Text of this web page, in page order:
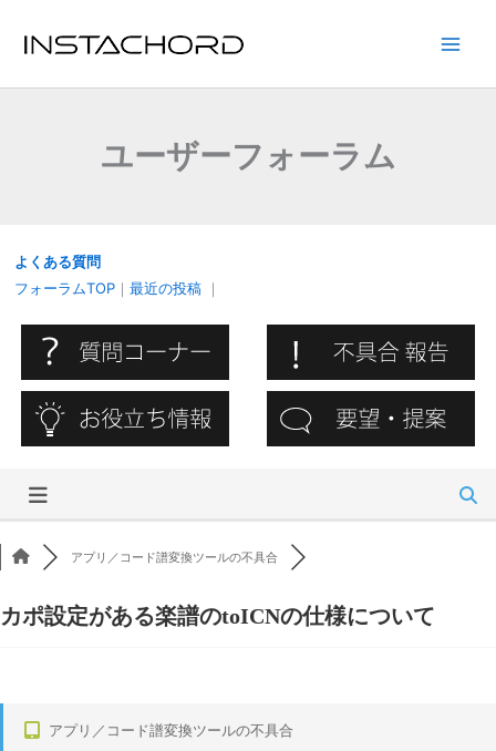
ユーザーフォーラム
よくある質問
フォーラムTOP ｜ 最近の投稿 ｜
アプリ／コード譜変換ツールの不具合
カポ設定がある楽譜のtoICNの仕様について
アプリ／コード譜変換ツールの不具合